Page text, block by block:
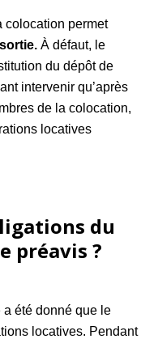
colocation permet
À défaut, le
du dépôt de
intervenir qu’après
de la colocation,
locatives
du
préavis ?
a été donné que le
locatives. Pendant